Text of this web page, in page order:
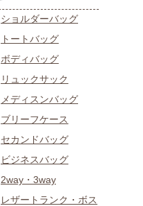
ショルダーバッグ
トートバッグ
ボディバッグ
リュックサック
メディスンバッグ
ブリーフケース
セカンドバッグ
ビジネスバッグ
2way・3way
レザートランク・ボス